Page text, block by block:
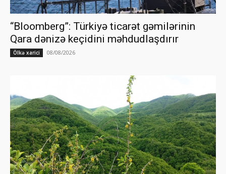
“Bloomberg”: Türkiyə ticarət gəmilərinin
Qara dənizə keçidini məhdudlaşdırır
Ölkə xarici 08/08/2026